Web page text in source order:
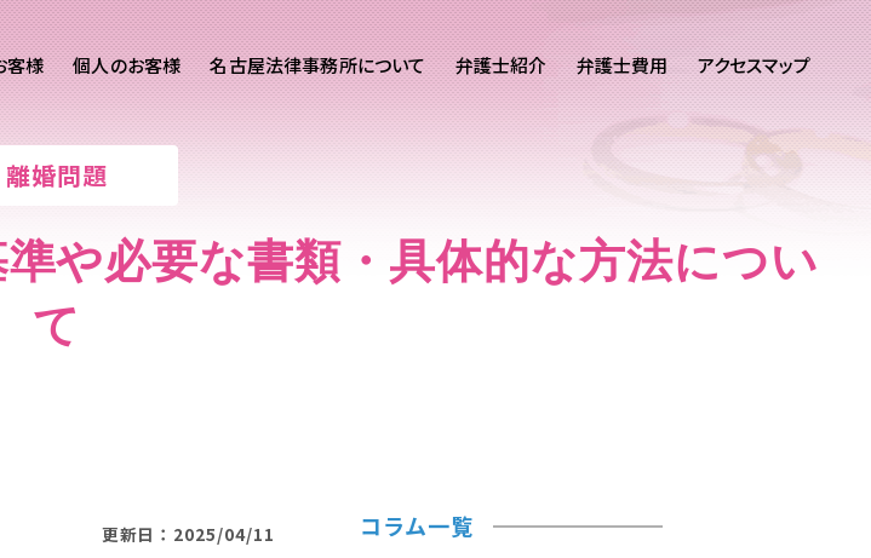
客様 個人のお客様
刑事事件
名古屋法律事務所について 弁護士紹介 弁護士費用 アクセスマップ
離婚問題
や必要な書類・具体的な方法につい
て
更新日：2025/04/11 コラム一覧